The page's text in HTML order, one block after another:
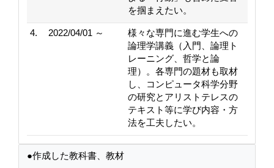
を掴まえたい。
4. 2022/04/01 ～
様々な専門に進む学生への
論理学講義（入門、論理ト
レーニング、哲学と論
理）。各専門の題材も取材
し、コンピュータ科学分野
の研究とアリストテレスの
テキスト等に学び内容・方
法を工夫したい。
●作成した教科書、教材